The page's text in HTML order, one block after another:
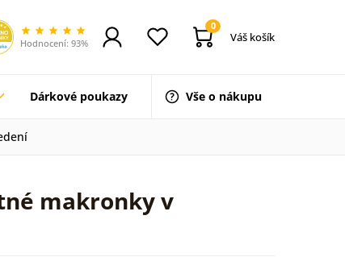
Hodnocení: 93%
0
Váš košík
Dárkové poukazy Vše o nákupu
makronky v